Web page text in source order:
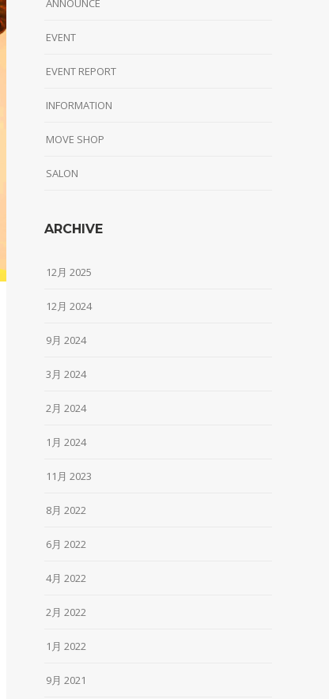
ANNOUNCE
EVENT
EVENT REPORT
INFORMATION
MOVE SHOP
SALON
ARCHIVE
12月 2025
12月 2024
9月 2024
3月 2024
2月 2024
1月 2024
11月 2023
8月 2022
6月 2022
4月 2022
2月 2022
1月 2022
9月 2021